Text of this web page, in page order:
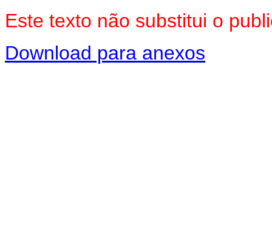
Este texto não substitui o
Download para anexos